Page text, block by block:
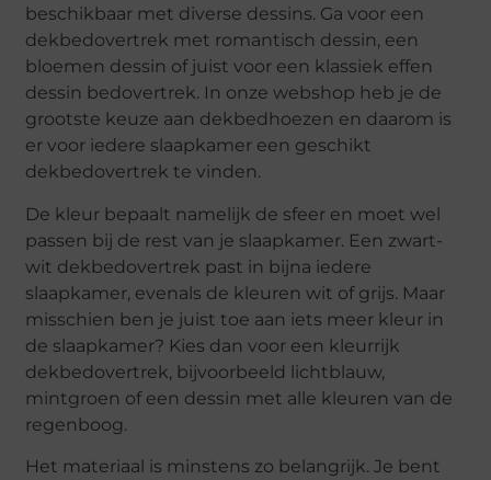
beschikbaar met diverse dessins. Ga voor een
dekbedovertrek met romantisch dessin, een
bloemen dessin of juist voor een klassiek effen
dessin bedovertrek. In onze webshop heb je de
grootste keuze aan dekbedhoezen en daarom is
er voor iedere slaapkamer een geschikt
dekbedovertrek te vinden.
De kleur bepaalt namelijk de sfeer en moet wel
passen bij de rest van je slaapkamer. Een zwart-
wit dekbedovertrek past in bijna iedere
slaapkamer, evenals de kleuren wit of grijs. Maar
misschien ben je juist toe aan iets meer kleur in
de slaapkamer? Kies dan voor een kleurrijk
dekbedovertrek, bijvoorbeeld lichtblauw,
mintgroen of een dessin met alle kleuren van de
regenboog.
Het materiaal is minstens zo belangrijk. Je bent